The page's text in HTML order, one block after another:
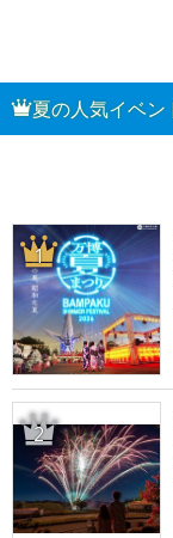
夏の人気イベン
1
2